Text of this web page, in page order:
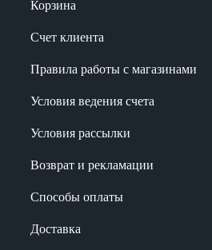
Корзина
Счет клиента
Правила работы с магазинами
Условия ведения счета
Условия рассылки
Возврат и рекламации
Способы оплаты
Доставка